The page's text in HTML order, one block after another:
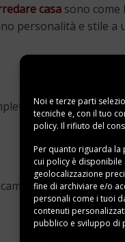
Noi e terze parti
tecniche e, con il tuo
policy. Il rifiuto del
Per quanto riguarda la
cui policy è disponibile
geolocalizzazione
fine di archiviare e/o
personali come i tuoi
contenuti
pubblico e sviluppo di
casa sono come
personalità e stile a
l’aspetto
il look di un